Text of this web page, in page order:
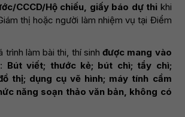
CCCD/Hộ chiếu, giấy báo dự thi khi
thị hoặc người làm nhiệm vụ tại Điểm
trình làm bài thi, thí sinhđược mang vào
Bút viết; thước kẻ; bút chì; tẩy chì;
thị; dụng cụ vẽ hình; máy tính cầm
năng soạn thảo văn bản, không có